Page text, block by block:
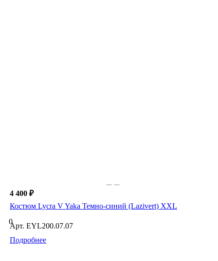
4 400 ₽
Костюм Lycra V Yaka Темно-синий (Lazivert) XXL
0
Арт. EYL200.07.07
Подробнее